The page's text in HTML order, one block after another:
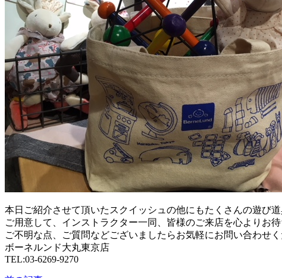
本日ご紹介させて頂いたスクイッシュの他にもたくさんの遊び
ご用意して、インストラクター一同、皆様のご来店を心よりお待
ご不明な点、ご質問などございましたらお気軽にお問い合わせく
ボーネルンド大丸東京店
TEL:03-6269-9270